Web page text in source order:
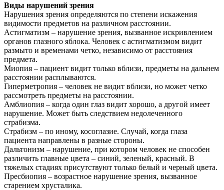
Виды нарушений зрения
Нарушения зрения определяются по степени искажения
видимости предметов на различном расстоянии.
Астигматизм – нарушение зрения, вызванное искривлением
органов глазного яблока. Человек с астигматизмом видит
размыто и временами четко, независимо от расстояния
предмета.
Миопия – пациент видит только вблизи, предметы на дальнем
расстоянии расплываются.
Гиперметропия – человек не видит вблизи, но может четко
рассмотреть предметы на расстоянии.
Амблиопия – когда один глаз видит хорошо, а другой имеет
нарушение. Может быть следствием недолеченного
страбизма.
Страбизм – по иному, косоглазие. Случай, когда глаза
пациента направлены в разные стороны.
Дальтонизм – нарушение, при котором человек не способен
различить главные цвета – синий, зеленый, красный. В
тяжелых стадиях присутствуют только белый и черный цвета.
Пресбиопия – возрастное нарушение зрения, вызванное
старением хрусталика.